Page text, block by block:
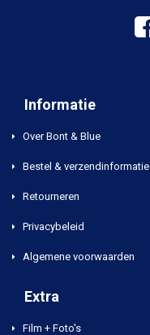
Informatie
Over Bont & Blue
Bestel & verzendinformatie
Retourneren
Privacybeleid
Algemene voorwaarden
Extra
Film + Foto's